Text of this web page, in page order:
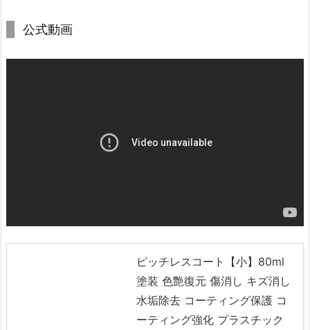
公式動画
ピッチレスコート【小】80ml
塗装 色艶復元 傷消し キズ消し
水垢除去 コーティング保護 コ
ーティング強化 プラスチック